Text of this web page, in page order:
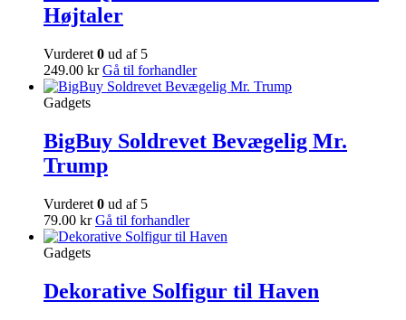
Højtaler
Vurderet 0 ud af 5
249.00 kr Gå til forhandler
Gadgets
BigBuy Soldrevet Bevægelig Mr.
Trump
Vurderet 0 ud af 5
79.00 kr Gå til forhandler
Gadgets
Dekorative Solfigur til Haven